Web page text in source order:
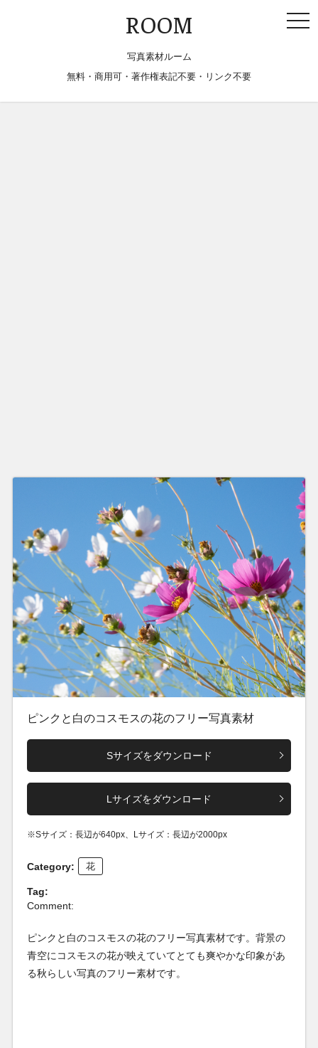
ROOM
写真素材ルーム
無料・商用可・著作権表記不要・リンク不要
ピンクと白のコスモスの花のフリー写真素材
Sサイズをダウンロード
Lサイズをダウンロード
※Sサイズ：長辺が640px、Lサイズ：長辺が2000px
Category: 花
Tag:
Comment:
ピンクと白のコスモスの花のフリー写真素材です。背景の
青空にコスモスの花が映えていてとても爽やかな印象があ
る秋らしい写真のフリー素材です。